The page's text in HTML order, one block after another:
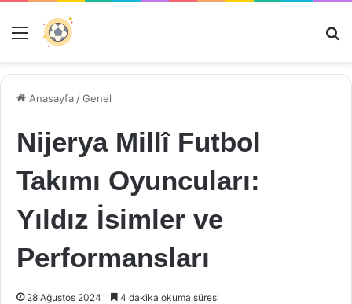
Menü
Anasayfa /Genel
Nijerya Millî Futbol
Takımı Oyuncuları:
Yıldız İsimler ve
Performansları
28 Ağustos 2024 4 dakika okuma süresi